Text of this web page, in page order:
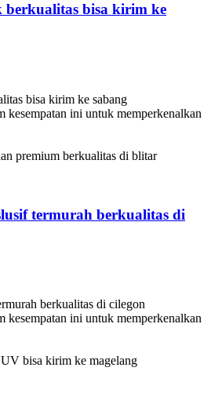
bisa kirim ke
bisa kirim ke sabang
kesempatan ini untuk memperkenalkan
termurah berkualitas di
berkualitas di cilegon
kesempatan ini untuk memperkenalkan